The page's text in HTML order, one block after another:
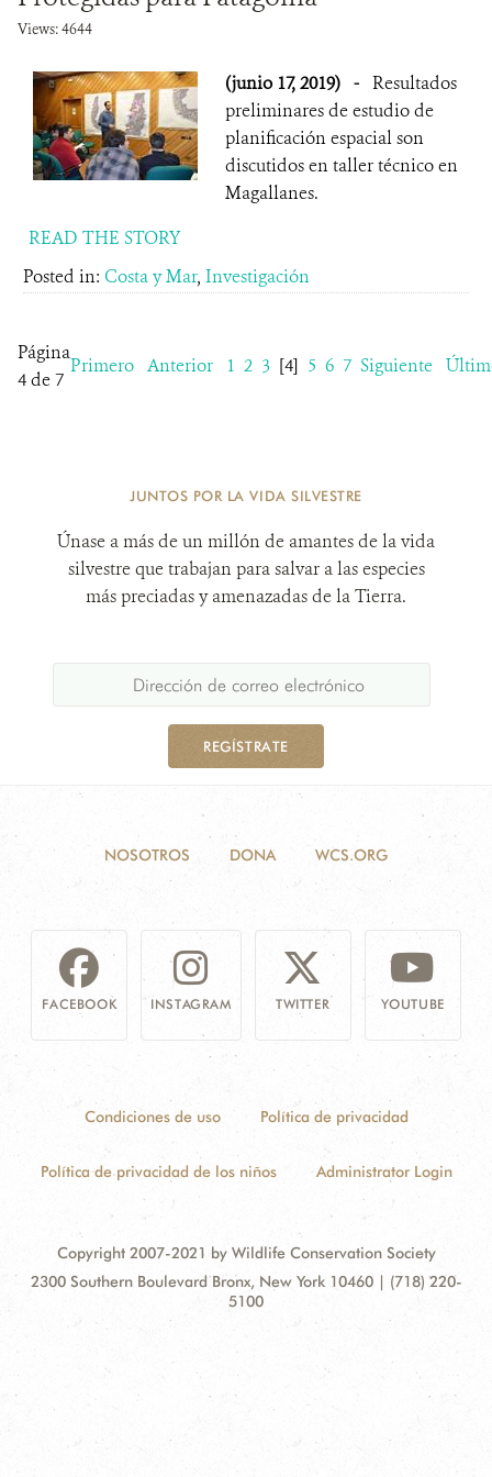
Views: 4644
(junio 17, 2019) - Resultados
preliminares de estudio de
planificación espacial son
discutidos en taller técnico en
Magallanes.
READ THE STORY
Posted in: Costa y Mar, Investigación
Página
4 de 7
Primero Anterior 1 2 3 [4] 5 6 7 Siguiente
JUNTOS POR LA VIDA SILVESTRE
Únase a más de un millón de amantes de la vida
silvestre que trabajan para salvar a las especies
más preciadas y amenazadas de la Tierra.
REGÍSTRATE
NOSOTROS DONA WCS.ORG
FACEBOOK INSTAGRAM TWITTER YOUTUBE
Condiciones de uso Política de privacidad
Política de privacidad de los niños Administrator Login
Copyright 2007-2021 by Wildlife Conservation Society
Contact
Address:
2300 Southern Boulevard Bronx, New York 10460 | (718) 220-
5100